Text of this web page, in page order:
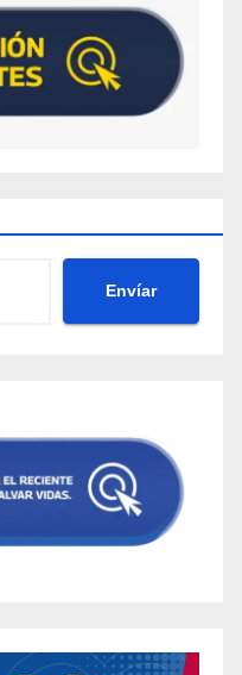
Envíar